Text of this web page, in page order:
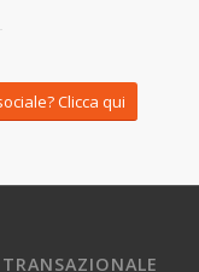
Clicca qui